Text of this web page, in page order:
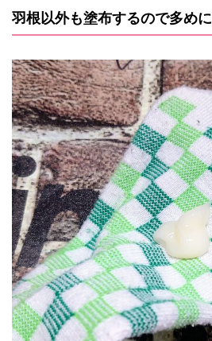
羽根以外も塗布するので多めに